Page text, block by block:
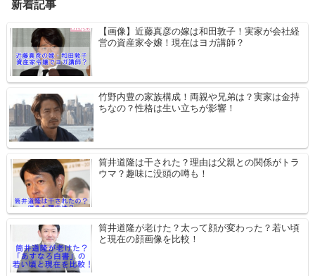
新着記事
【画像】近藤真彦の嫁は和田敦子！実家が会社経
営の資産家令嬢！現在はヨガ講師？
竹野内豊の家族構成！両親や兄弟は？実家は金持
ちなの？性格は生い立ちが影響！
筒井道隆は干された？理由は父親との関係がトラ
ウマ？趣味に没頭の噂も！
筒井道隆が老けた？太って顔が変わった？若い頃
と現在の顔画像を比較！